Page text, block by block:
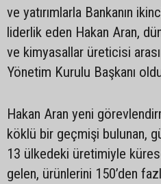
ve yatırımlarla Bankanın
liderlik eden Hakan Aran,
ve kimyasallar üreticisi
Yönetim Kurulu Başkanı
Hakan Aran yeni
köklü bir geçmişi bulunan,
13 ülkedeki üretimiyle
gelen, ürünlerini 150’den